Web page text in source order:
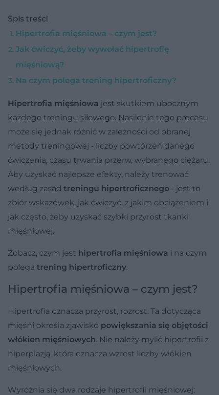
Spis treści
Hipertrofia mięśniowa – czym jest?
Jak ćwiczyć, żeby wywołać hipertrofię
mięśniową?
Na czym polega trening hipertroficzny?
Hipertrofia mięśniowa jest skutkiem ubocznym
każdego treningu siłowego. Nasilenie tego procesu
może się jednak różnić w zależności od obranej
metody treningowej - liczby powtórzeń danego
ćwiczenia, czasu trwania przerw, wybranego ciężaru.
Aby uzyskać najlepsze efekty, należy trenować
według zasad treningu hipertroficznego - jest to
zbiór wskazówek, jak ćwiczyć, z jakim obciążeniem i
jak często, żeby uzyskać szybki przyrost tkanki
mięśniowej.
Zobacz, czym jest hipertrofia mięśniowa i na czym
polega trening hipertroficzny.
Hipertrofia mięśniowa – czym jest?
Hipertrofia oznacza przyrost, rozrost. Ta dotycząca
mięśni określa zjawisko powiększania się objętości
włókien mięśniowych. Nie należy mylić hipertrofii z
hiperplazją, która oznacza wzrost liczby włókien
mięśniowych.
Wyróżnia się dwa rodzaje hipertrofii mięśniowej: